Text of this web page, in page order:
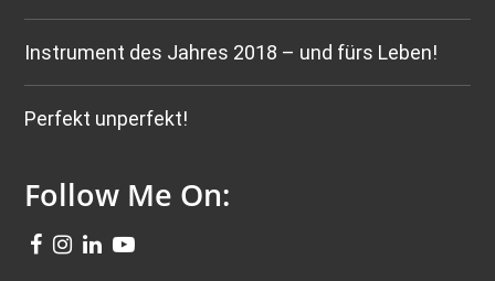
Instrument des Jahres 2018 – und fürs Leben!
Perfekt unperfekt!
Follow Me On: